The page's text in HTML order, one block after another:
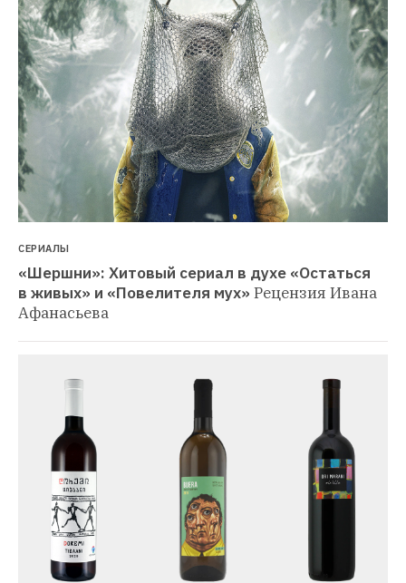
СЕРИАЛЫ
«Шершни»: Хитовый сериал в духе «Остаться
в живых» и «Повелителя мух» Рецензия Ивана
Афанасьева